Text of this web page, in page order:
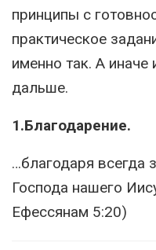
принципы с
практическое
именно так. А иначе
дальше.
1.Благодарение.
…благодаря всегда
Господа нашего
Ефессянам 5:20)